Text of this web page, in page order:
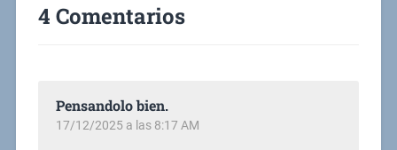
4 Comentarios
Pensandolo bien.
17/12/2025 a las 8:17 AM